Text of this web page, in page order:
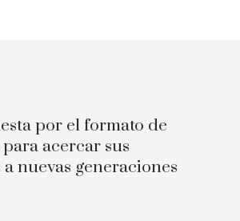
por el formato de
acercar sus
nuevas generaciones